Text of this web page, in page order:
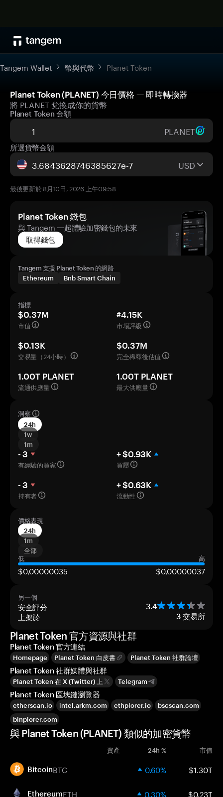
Tangem Wallet 幣與代幣 Planet Token
Planet Token (PLANET) 今日價格 — 即時轉換器
將 PLANET 兌換成你的貨幣
Planet Token 金額
PLANET
所選貨幣金額
USD
最後更新於 8月10日, 2026 上午09:58
Planet Token 錢包
與 Tangem 一起體驗加密錢包的未來
取得錢包
Tangem 支援 Planet Token 的網路
Ethereum
Bnb Smart Chain
指標
$0.37M
市值
#4.15K
市場評級
$0.13K
交易量（24小時）
$0.37M
完全稀釋後估值
1.00T PLANET
流通供應量
1.00T PLANET
最大供應量
洞察
24h
1w
1m
- 3
有經驗的買家
+ $0.93K
買壓
- 3
持有者
+ $0.63K
流動性
價格表現
24h
1m
全部
低
高
$0,00000035 $0,00000037
另一個
安全評分 3.4
上架於 3 交易所
Planet Token 官方資源與社群
Planet Token 官方連結
Homepage Planet Token 白皮書 Planet Token 社群論壇
Planet Token 社群媒體與社群
Planet Token 在 X (Twitter) 上 Telegram
Planet Token 區塊鏈瀏覽器
etherscan.io intel.arkm.com ethplorer.io
bscscan.com
binplorer.com
與 Planet Token (PLANET) 類似的加密貨幣
資產 24h % 市值
BitcoinBTC 0.60% $1.30T
EthereumETH 0.30% $0.23T